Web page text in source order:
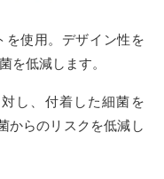
を使用。デザイン性を
を低減します。
し、付着した細菌を
からのリスクを低減し